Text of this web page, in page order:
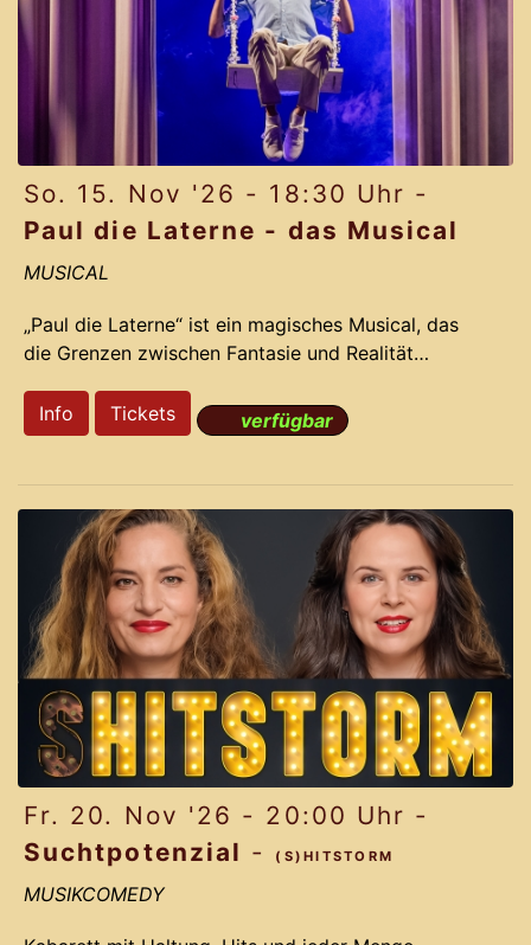
Pa
So. 15. Nov '26 - 18:30 Uhr -
Paul die Laterne - das Musical
MUSICAL
„Paul die Laterne“ ist ein magisches Musical, das
die Grenzen zwischen Fantasie und Realität
Erfolgsproduzenten des Gloria-Theaters nehmen
Dich mit auf eine irrwitzige Reise voller Romantik,
Musical LICHTERLOH aus dem Jahr 2012 gelingt
Komponist Jochen Frank Schmidt und seinem
Team ein Remake, das das Originals mit neuen
bahnbrechenden Ideen vergoldet.
Pa
Info Tickets verfügbar
Fr. 20. Nov '26 - 20:00 Uhr -
Suchtpotenzial - (S)HITSTORM
MUSIKCOMEDY